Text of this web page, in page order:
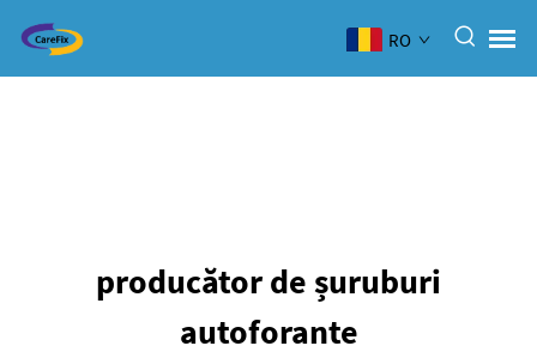
RO
producător de șuruburi
autoforante